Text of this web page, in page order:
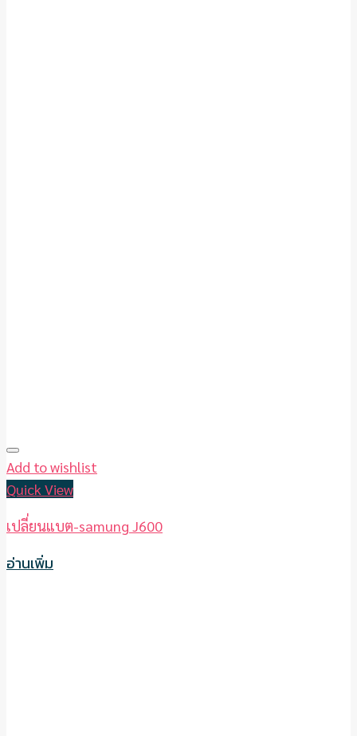
Add to wishlist
Quick View
เปลี่ยนแบต-samung J600
อ่านเพิ่ม